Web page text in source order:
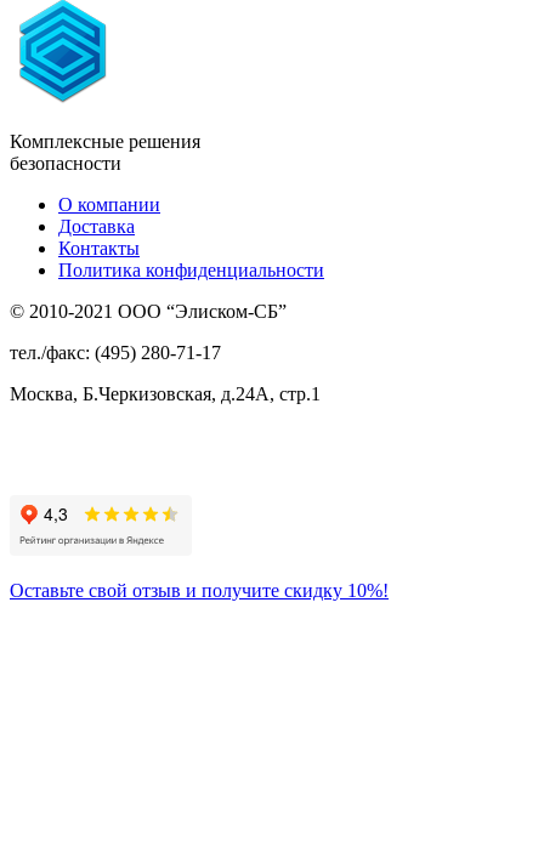
Комплексные решения
безопасности
О компании
Доставка
Контакты
Политика конфиденциальности
© 2010-2021 ООО “Элиском-СБ”
тел./факс: (495) 280-71-17
Москва, Б.Черкизовская, д.24А, стр.1
Оставьте свой отзыв и получите скидку 10%!